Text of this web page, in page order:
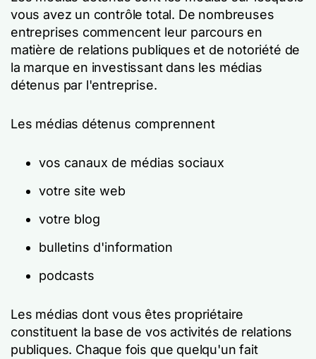
vous avez un contrôle total. De nombreuses
entreprises commencent leur parcours en
matière de relations publiques et de notoriété de
la marque en investissant dans les médias
détenus par l'entreprise.
Les médias détenus comprennent
vos canaux de médias sociaux
votre site web
votre blog
bulletins d'information
podcasts
Les médias dont vous êtes propriétaire
constituent la base de vos activités de relations
publiques. Chaque fois que quelqu'un fait